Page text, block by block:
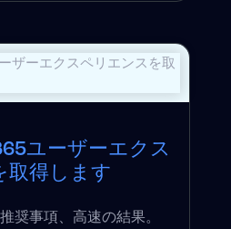
ユーザーエクス
取得します
奨事項、高速の結果。